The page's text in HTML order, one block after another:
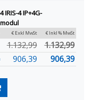
IRIS-4 IP+4G-
€ Exkl MwSt € Inkl % MwSt
1.132,99 1.132,99
906,39 906,39